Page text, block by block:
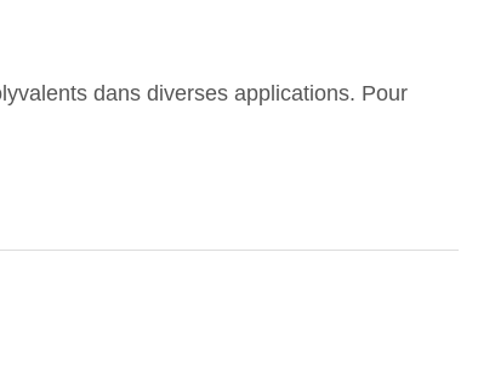
dans diverses applications. Pour